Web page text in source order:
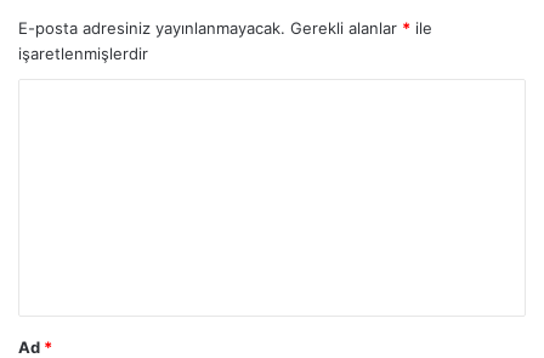
E-posta adresiniz yayınlanmayacak. Gerekli alanlar * ile
işaretlenmişlerdir
Ad *